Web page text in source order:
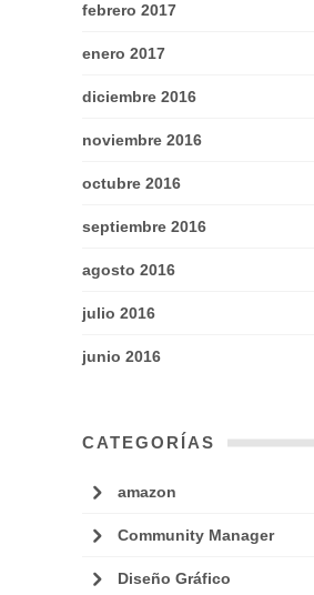
febrero 2017
enero 2017
diciembre 2016
noviembre 2016
octubre 2016
septiembre 2016
agosto 2016
julio 2016
junio 2016
CATEGORÍAS
amazon
Community Manager
Diseño Gráfico